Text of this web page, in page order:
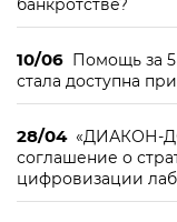
банкротстве?
10/06 Помощь за 5
стала доступна
28/04 «ДИАКОН-
соглашение о
цифровизации